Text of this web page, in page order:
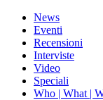
News
Eventi
Recensioni
Interviste
Video
Speciali
Who | What |